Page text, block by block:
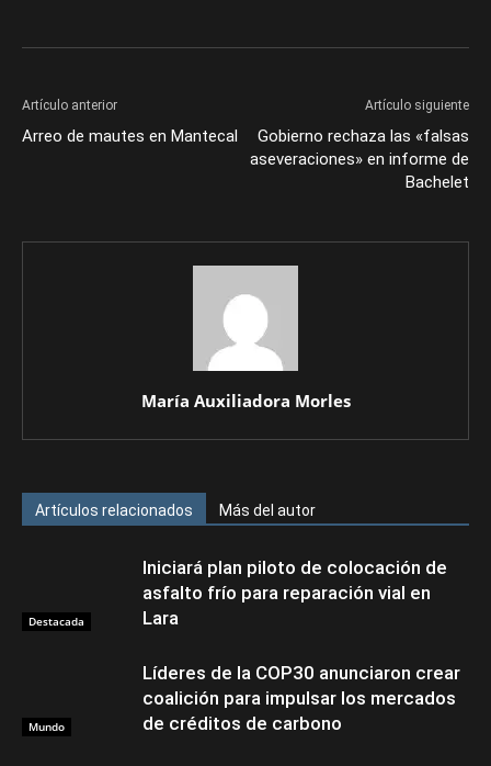
Artículo anterior
Arreo de mautes en Mantecal
Artículo siguiente
Gobierno rechaza las «falsas
aseveraciones» en informe de
Bachelet
María Auxiliadora Morles
Artículos relacionados Más del autor
Destacada
Iniciará plan piloto de colocación de
asfalto frío para reparación vial en
Lara
Mundo
Líderes de la COP30 anunciaron crear
coalición para impulsar los mercados
de créditos de carbono